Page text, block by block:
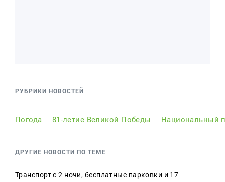
РУБРИКИ НОВОСТЕЙ
Погода 81-летие Великой Победы Национальный
ДРУГИЕ НОВОСТИ ПО ТЕМЕ
Транспорт с 2 ночи, бесплатные парковки и 17